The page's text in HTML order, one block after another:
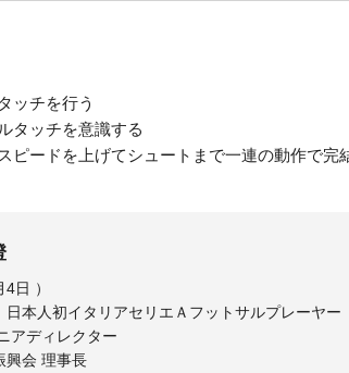
ッチを行う
タッチを意識する
ピードを上げてシュートまで一連の動作で完
相根 澄（さがね きよし、1973年10月4日 ）
本人初イタリアセリエＡフットサルプレーヤー
アディレクター
興会 理事長